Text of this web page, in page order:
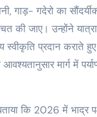
गाड़- गदेरो का
की जाए। उन्होंने
प्रदान कराते
मार्ग में
कि 2026 में भाद्र